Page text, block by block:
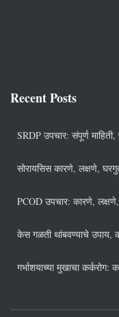
Recent Posts
SRDP उपचार: संपूर्ण
सोरायसिस कारणे, लक्षणे,
PCOD उपचार: कारणे,
केस गळती थांबवण्याचे उपाय,
गर्भाशयाच्या मुखाचा